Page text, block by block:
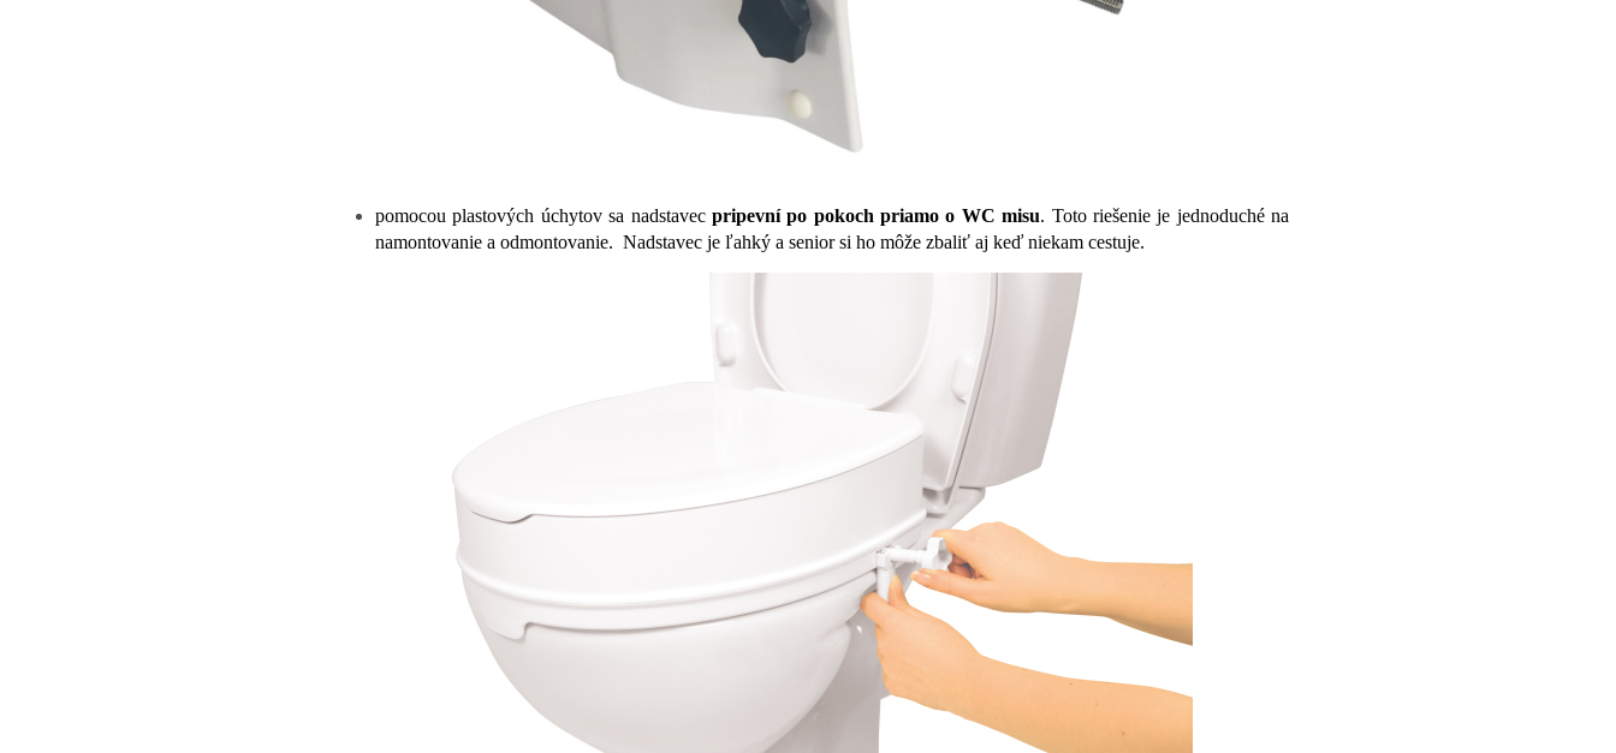
pomocou plastových úchytov sa nadstavec pripevní po pokoch priamo o WC misu. Toto riešenie je jednoduché na
namontovanie a odmontovanie. Nadstavec je ľahký a senior si ho môže zbaliť aj keď niekam cestuje.